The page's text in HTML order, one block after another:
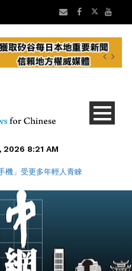
2026 8:21 AM
機」受更多年輕人青睞